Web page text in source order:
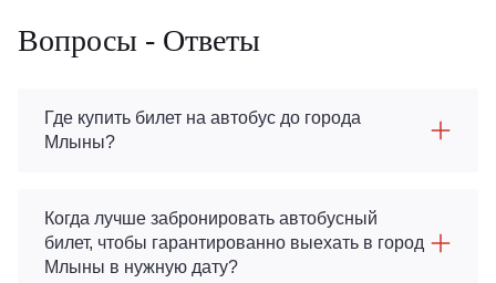
Вопросы - Ответы
Где купить билет на автобус до города
Млыны?
Когда лучше забронировать автобусный
билет, чтобы гарантированно выехать в город
Млыны в нужную дату?